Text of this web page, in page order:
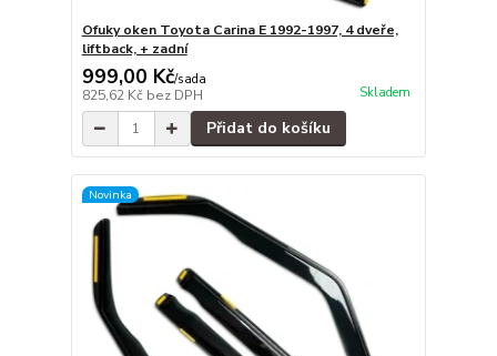
Ofuky oken Toyota Carina E 1992-1997, 4 dveře,
liftback, + zadní
999,00 Kč/sada
825,62 Kč bez DPH Skladem
Přidat do košíku
Novinka